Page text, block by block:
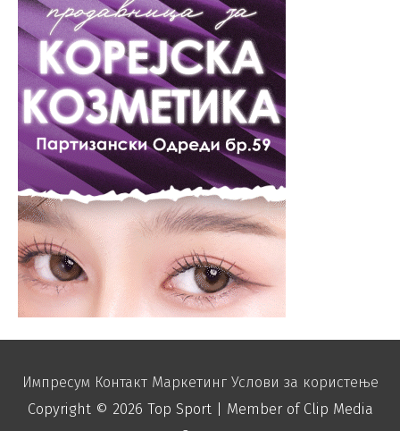
Импресум Контакт Маркетинг Услови за користење
Copyright © 2026 Top Sport| Member of Clip Media